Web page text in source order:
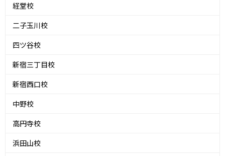
経堂校
二子玉川校
四ツ谷校
新宿三丁目校
新宿西口校
中野校
高円寺校
浜田山校